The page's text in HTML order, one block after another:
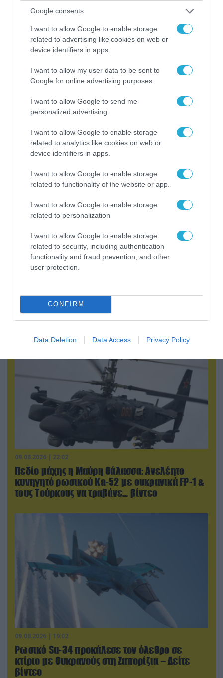
Google consents
I want to allow Google to enable storage
related to advertising like cookies on web or
device identifiers in apps.
I want to allow my user data to be sent to
Google for online advertising purposes.
I want to allow Google to send me
personalized advertising.
I want to allow Google to enable storage
related to analytics like cookies on web or
device identifiers in apps.
I want to allow Google to enable storage
related to functionality of the website or app.
I want to allow Google to enable storage
related to personalization.
I want to allow Google to enable storage
related to security, including authentication
functionality and fraud prevention, and other
user protection.
CONFIRM
Data Deletion Data Access Privacy Policy
09.08.2026 | 18:02
Χαμενεΐ
υπάλληλοι της TCC έτρεχαν πανικόβλητοι
αλλά… εξοντώθηκαν – Δείτε βίντεο
09.08.2026 | 22:02
Πεδίο μάχης η Μαύρη Θάλασσα: Ανελέητο
κυνηγητό ρωσικού Ka-52 με ουκρανικά FP-1 &
τους Τούρκους να τραβάνε… βίντεο
09.08.2026 | 19:02
Ρωσικό Su-34 προκάλεσε τον όλεθρο σε
κτίριο με Ουκρανούς στη Ζαπορίζια – Δείτε
βίντεο